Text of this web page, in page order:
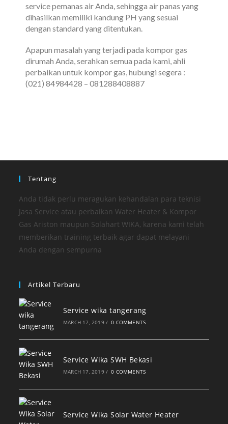
service pemanas air Anda, sehingga air panas yang
dihasilkan memiliki kandung PH yang sesuai
dengan standard yang ditentukan.
Apapun masalah yang terjadi pada kompor gas
dirumah Anda, serahkan semua pada kami, ahli
perbaikan untuk kompor gas, hubungi segera :
(021) 84984428 – 081288408887
Tentang
Anda tidak perlu meragukan kehandalan para teknisi
Jasa Service atau perbaikan Water Heater & Kompor
Gas Ariston maupun Solahart WIKA, karena kami telah
memberikan training terbaik agar dapat melayani
Anda dengan sempurna
Artikel Terbaru
Service wika tangerang
MARCH 17, 2019 / 0 COMMENTS
Service Wika SWH Bekasi
MARCH 17, 2019 / 0 COMMENTS
Service Wika Solar Water Heater